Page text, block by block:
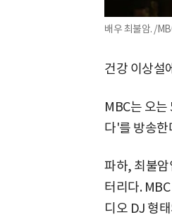
배우 최불암. /
건강 이상설
MBC는 오
다'를 방송한
파하, 최불암
터리다.
디오 DJ 형